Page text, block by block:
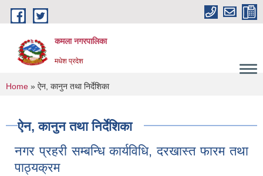
Skip to main content
कमला नगरपालिका
मधेश प्रदेश
You are here
Home » ऐन, कानुन तथा निर्देशिका
ऐन, कानुन तथा निर्देशिका
नगर प्रहरी सम्बन्धि कार्यविधि, दरखास्त फारम तथा
पाठ्यक्रम